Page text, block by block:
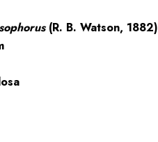
(R. B. Watson, 1882)